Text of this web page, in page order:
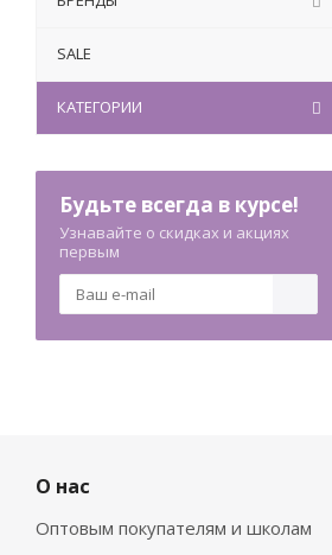
SALE
КАТЕГОРИИ
Будьте всегда в курсе!
Узнавайте о скидках и акциях
первым
О нас
Оптовым покупателям и школам